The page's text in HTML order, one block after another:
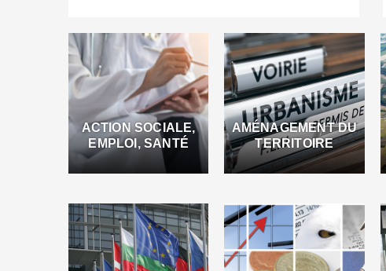
ACTION SOCIALE,
EMPLOI, SANTÉ
AMÉNAGEMENT DU
TERRITOIRE